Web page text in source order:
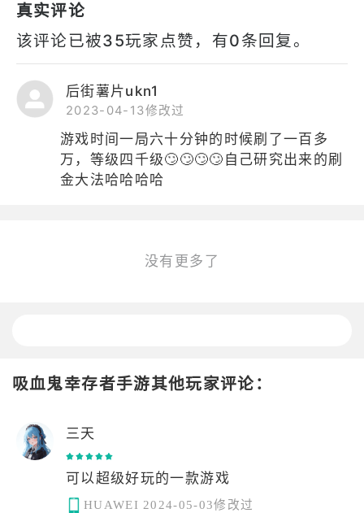
真实评论
该评论已被35玩家点赞，有0条回复。
后街薯片ukn1
2023-04-13修改过
游戏时间一局六十分钟的时候刷了一百多
万，等级四千级🙄🙄🙄🙄自己研究出来的刷
金大法哈哈哈哈
没有更多了
吸血鬼幸存者手游其他玩家评论：
三天
可以超级好玩的一款游戏
HUAWEI 2024-05-03修改过